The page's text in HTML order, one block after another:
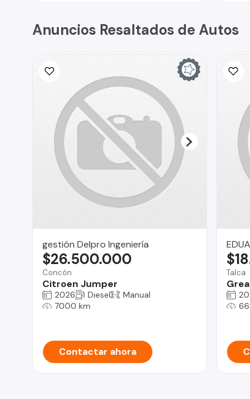
Anuncios Resaltados de Autos
gestión Delpro Ingeniería
Concón
Citroen Jumper
$26.500.000
2026 Diesel
Manual
7000 km
Contactar ahora
Talca